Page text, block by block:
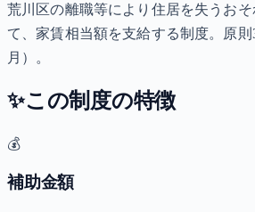
荒川区の離職等により住居を失うお
て、家賃相当額を支給する制度。原
月）。
✨この制度の特徴
💰
補助金額